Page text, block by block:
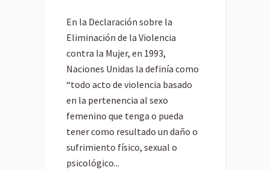
En la Declaración sobre la
Eliminación de la Violencia
contra la Mujer, en 1993,
Naciones Unidas la definía como
“todo acto de violencia basado
en la pertenencia al sexo
femenino que tenga o pueda
tener como resultado un daño o
sufrimiento físico, sexual o
psicológico...